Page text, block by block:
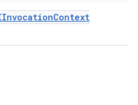
Context